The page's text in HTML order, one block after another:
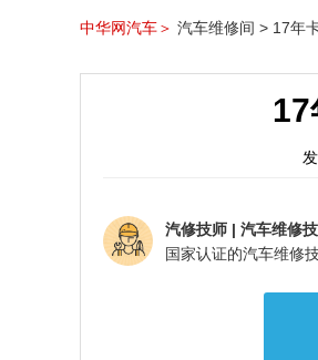
中华网汽车＞ 汽车维修间 > 17年
17
汽修技师 | 汽车维修